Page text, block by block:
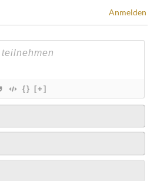
Anmelden
{} [+]